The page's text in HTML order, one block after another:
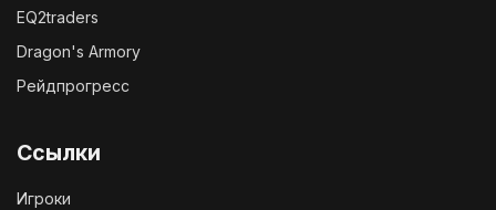
EQ2traders
Dragon's Armory
Рейдпрогресс
Ссылки
Игроки